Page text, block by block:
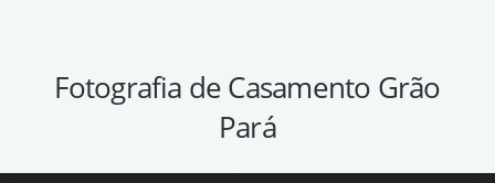
Fotografia de Casamento Grão
Pará